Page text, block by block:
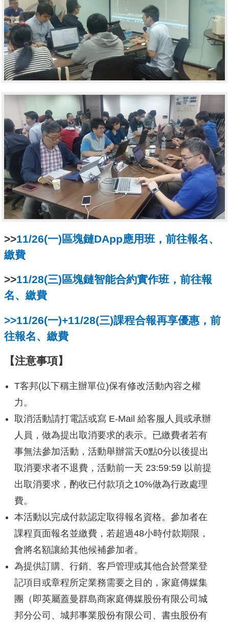
>>11/26(一)區塊鏈DApp應用班，前往報名、
繳費
>>11/28(三)區塊鏈智能合約實作班，前往報
名、繳費
>>11/26(一)+11/28(三)課程合報再享優惠，前
往報名、繳費
【注意事項】
T客邦(以下稱主辦單位)保有修改活動內容之權
力。
取消活動請打電話或寫 E-Mail 給客服人員或承辦
人員，做為提出取消要求的表示。已繳費者若有
事無法參加活動，活動舉辦當天0點0分以後提出
取消要求者不退費，活動前一天 23:59:59 以前提
出取消要求，酌收已付款項之10%做為行政處理
費。
本活動以完成付款認定取得報名資格。參加者在
課程頁面報名並繳費，若超過48小時付款期限，
會將名額讓給其他候補參加者。
為提供訂購、行銷、客戶管理或其他合於營業登
記項目或章程所定業務需要之目的，家庭傳媒集
團（即英屬蓋曼群島商家庭傳媒股份有限公司城
邦分公司、城邦事業股份有限公司、書虫股份有